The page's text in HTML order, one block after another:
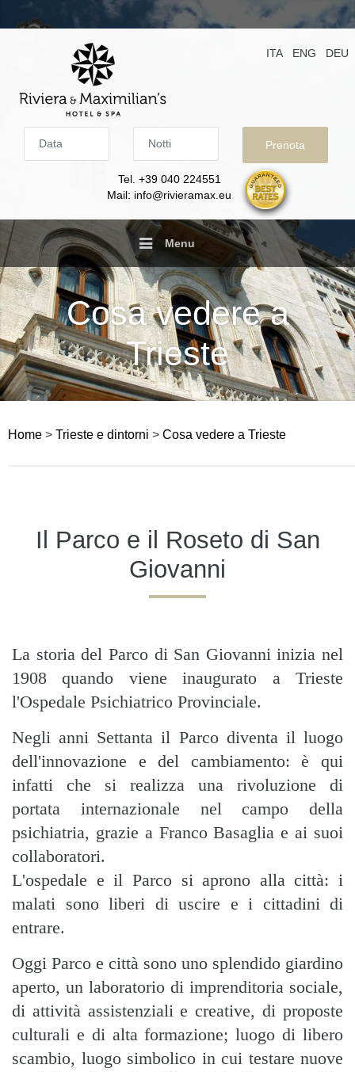
Tel. +39 040 224551
Mail: info@rivieramax.eu
ITA ENG DEU
Menu
Cosa vedere a
Trieste
Home > Trieste e dintorni > Cosa vedere a Trieste
Il Parco e il Roseto di San
Giovanni
La storia del Parco di San Giovanni inizia nel
1908 quando viene inaugurato a Trieste
l'Ospedale Psichiatrico Provinciale.
Negli anni Settanta il Parco diventa il luogo
dell'innovazione e del cambiamento: è qui
infatti che si realizza una rivoluzione di
portata internazionale nel campo della
psichiatria, grazie a Franco Basaglia e ai suoi
collaboratori.
L'ospedale e il Parco si aprono alla città: i
malati sono liberi di uscire e i cittadini di
entrare.
Oggi Parco e città sono uno splendido giardino
aperto, un laboratorio di imprenditoria sociale,
di attività assistenziali e creative, di proposte
culturali e di alta formazione; luogo di libero
scambio, luogo simbolico in cui testare nuove